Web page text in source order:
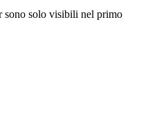
sono solo visibili nel primo